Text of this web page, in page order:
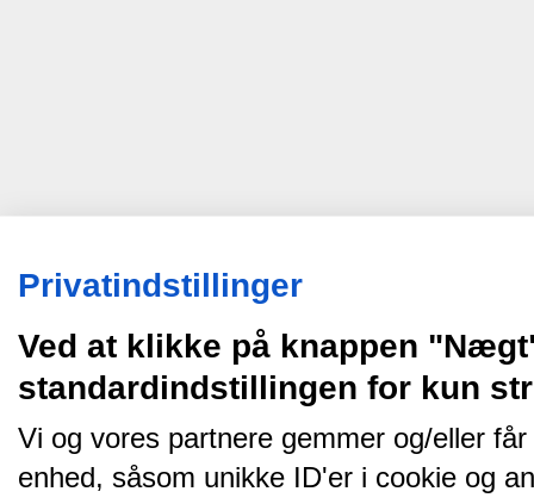
Privatindstillinger
Ved at klikke på knappen
standardindstillingen for kun
Vi og vores partnere gemmer og/eller
enhed, såsom unikke ID'er i cookie og